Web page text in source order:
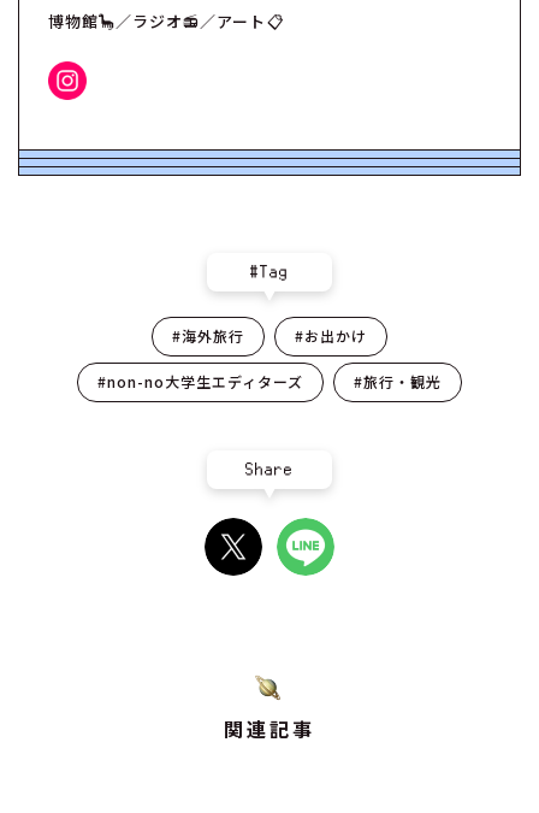
博物館🦕／ラジオ📻／アート📋
#Tag
#海外旅行 #お出かけ
#non-no大学生エディターズ #旅行・観光
Share
関連記事